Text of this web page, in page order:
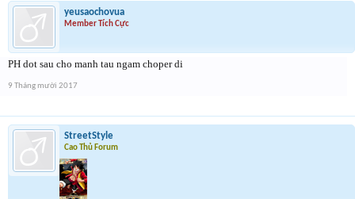
yeusaochovua
Member Tích Cực
PH dot sau cho manh tau ngam choper di
9 Tháng mười 2017
StreetStyle
Cao Thủ Forum